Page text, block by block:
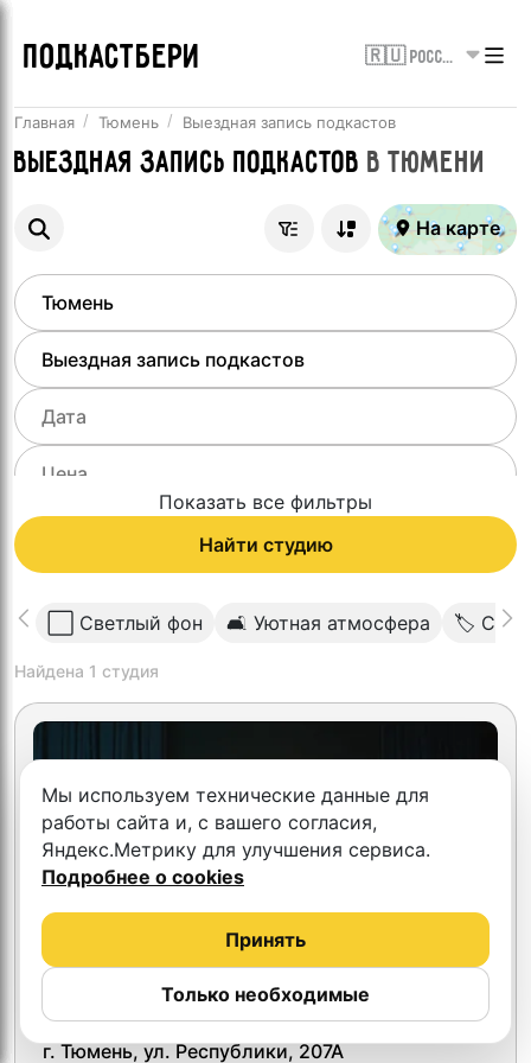
ПОДКАСТБЕРИ 🇷🇺 Россия
Главная Тюмень Выездная запись подкастов
Выездная запись подкастов вТюмени
На карте
Показать все фильтры
Найти студию
⬜️ Светлый фон 🛋 Уютная атмосфера 🏷
Найдена 1 студия
СЛЫШНО
г. Тюмень, ул. Республики, 207А
Мы используем технические данные для
работы сайта и, с вашего согласия,
Яндекс.Метрику для улучшения сервиса.
Подробнее о cookies
Только необходимые
Принять